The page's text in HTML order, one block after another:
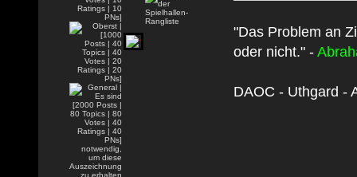
"Das Problem an
oder nicht." -
DAOC - Uthgard -